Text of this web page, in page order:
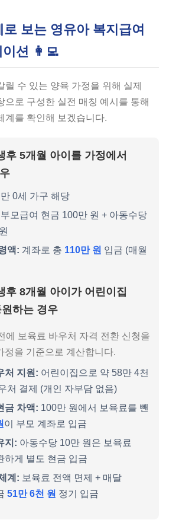
보는 영유아 복지급여
션 👩‍💻
릴 수 있는 양육 가정을 위해 실제
으로 구성한 실전 매칭 예시를 통해
계를 확인해 보겠습니다.
후 5개월 아이를 가정에서
만 0세 가구 해당
부모급여 현금 100만 원 + 아동수당
액: 계좌로 총 110만 원 입금 (매월
후 8개월 아이가 어린이집
하는 경우
에 보육료 바우처 자격 전환 신청을
정을 기준으로 계산합니다.
처 지원: 어린이집으로 약 58만 4천
처 결제 (개인 자부담 없음)
금 차액: 100만 원에서 보육료를 뺀
이 부모 계좌로 입금
지: 아동수당 10만 원은 보육료
하게 별도 현금 입금
계: 보육료 전액 면제 + 매달
51만 6천 원 정기 입금